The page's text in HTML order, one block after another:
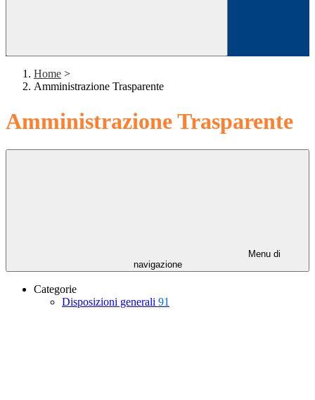
Home >
Amministrazione Trasparente
Amministrazione Trasparente
Menu di
navigazione
Categorie
Disposizioni generali 91